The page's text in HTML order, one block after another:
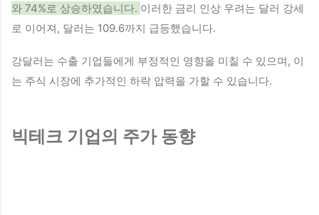
와 74%로 상승하였습니다. 이러한 금리 인상 우려는 달러 강세
로 이어져, 달러는 109.6까지 급등했습니다.
강달러는 수출 기업들에게 부정적인 영향을 미칠 수 있으며, 이
는 주식 시장에 추가적인 하락 압력을 가할 수 있습니다.
빅테크 기업의 주가 동향